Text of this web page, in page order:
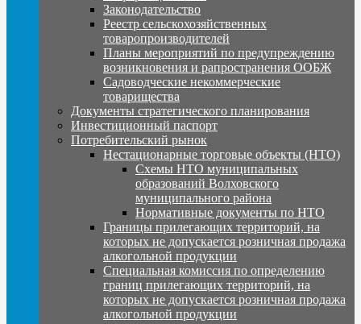
Законодательство
Реестр сельскохозяйственных
товаропроизводителей
Планы мероприятий по предупреждению
возникновения и рапространения ООБЖ
Садоводческие некоммерческие
товарищества
Документы стратегического планирования
Инвестиционный паспорт
Потребительский рынок
Нестационарные торговые объекты (НТО)
Схемы НТО муниципальных
образований Волховского
муниципального района
Нормативные документы по НТО
Границы прилегающих территорий, на
которых не допускается розничная продажа
алкогольной продукции
Специальная комиссия по определению
границ прилегающих территорий, на
которых не допускается розничная продажа
алкогольной продукции